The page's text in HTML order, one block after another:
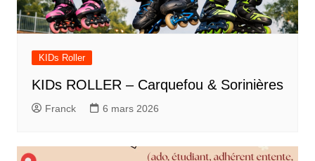
KIDs Roller
KIDs ROLLER – Carquefou & Sorinières
Franck 6 mars 2026